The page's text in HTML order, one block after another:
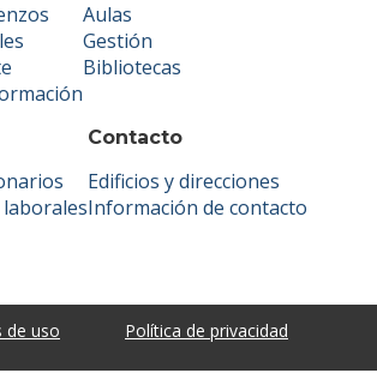
Aulas
Gestión
Bibliotecas
Contacto
Edificios y direcciones
Información de contacto
de uso Política de privacidad